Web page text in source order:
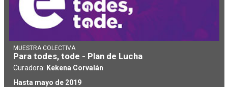
MUESTRA COLECTIVA
Para todes, tode - Plan de Lucha
Curadora: Kekena Corvalán
Hasta mayo de 2019